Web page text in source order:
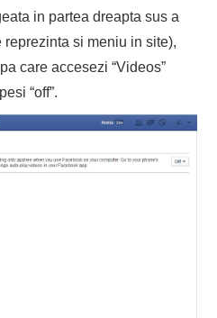
in partea dreapta sus a
si meniu in site),
care accesezi “Videos”
“off”.